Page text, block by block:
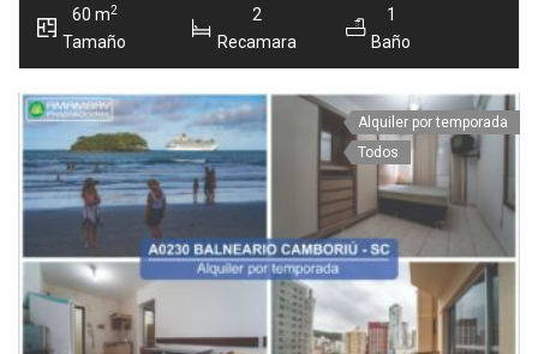
60 m2
Tamaño
2
Recamara
1
Baño
Alquiler por temporada
Todos